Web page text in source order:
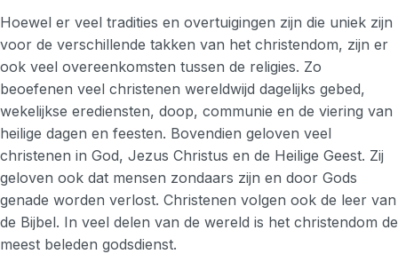
Hoewel er veel tradities en overtuigingen zijn die uniek zijn
voor de verschillende takken van het christendom, zijn er
ook veel overeenkomsten tussen de religies. Zo
beoefenen veel christenen wereldwijd dagelijks gebed,
wekelijkse erediensten, doop, communie en de viering van
heilige dagen en feesten. Bovendien geloven veel
christenen in God, Jezus Christus en de Heilige Geest. Zij
geloven ook dat mensen zondaars zijn en door Gods
genade worden verlost. Christenen volgen ook de leer van
de Bijbel. In veel delen van de wereld is het christendom de
meest beleden godsdienst.